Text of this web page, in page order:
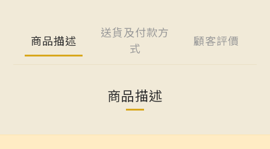
商品描述
送貨及付款方
式
顧客評價
商品描述